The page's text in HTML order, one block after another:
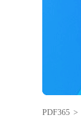
PDF365 >